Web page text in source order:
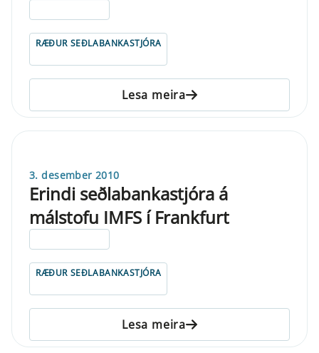
RÆÐUR SEÐLABANKASTJÓRA
Lesa meira
3. desember 2010
Erindi seðlabankastjóra á
málstofu IMFS í Frankfurt
RÆÐUR SEÐLABANKASTJÓRA
Lesa meira